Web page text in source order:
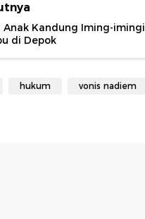
Anak Kandung Iming-imingi
di Depok
hukum vonis nadiem